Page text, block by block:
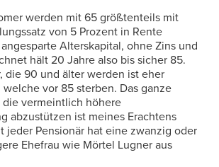
werden mit 65 größtenteils mit
von 5 Prozent in Rente
Alterskapital, ohne Zins und
hält 20 Jahre also bis sicher 85.
die 90 und älter werden ist eher
vor 85 sterben. Das ganze
die vermeintlich höhere
abzustützen ist meines Erachtens
jeder Pensionär hat eine zwanzig oder
Ehefrau wie Mörtel Lugner aus